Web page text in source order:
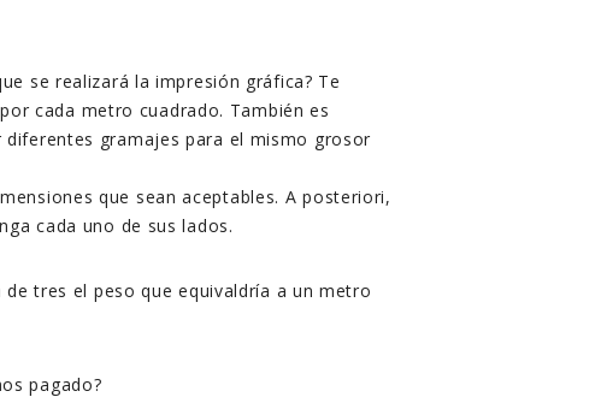
se realizará la impresión gráfica? Te
por cada metro cuadrado. También es
gramajes para el mismo grosor
que sean aceptables. A posteriori,
cada uno de sus lados.
tres el peso que equivaldría a un metro
pagado?